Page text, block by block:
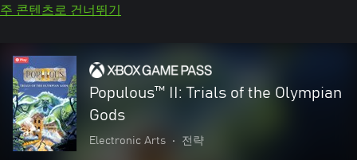
주 콘텐츠로 건너뛰기
Populous™ II: Trials of the Olympian
Gods
Electronic Arts • 전략